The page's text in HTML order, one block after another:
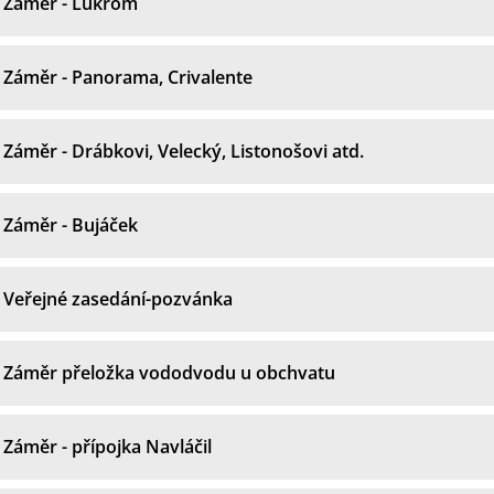
Záměr - Panorama, Crivalente
Záměr - Drábkovi, Velecký, Listonošovi atd.
Záměr - Bujáček
Veřejné zasedání-pozvánka
Záměr přeložka vododvodu u obchvatu
Záměr - přípojka Navláčil